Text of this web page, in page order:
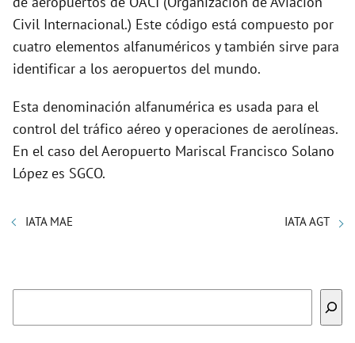
Civil Internacional.) Este código está compuesto por
cuatro elementos alfanuméricos y también sirve para
identificar a los aeropuertos del mundo.
Esta denominación alfanumérica es usada para el
control del tráfico aéreo y operaciones de aerolíneas.
En el caso del Aeropuerto Mariscal Francisco Solano
López es SGCO.
IATA MAE IATA AGT